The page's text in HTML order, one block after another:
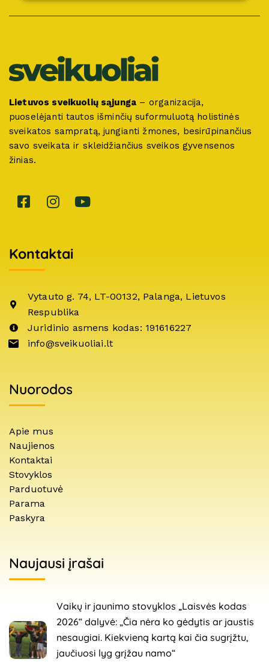
Lietuvos sveikuolių sąjunga – organizacija,
puoselėjanti tautos išminčių suformuluotą holistinės
sveikatos sampratą, jungianti žmones, besirūpinančius
savo sveikata ir skleidžiančius sveikos gyvensenos
žinias.
Kontaktai
Vytauto g. 74, LT-00132, Palanga, Lietuvos
Respublika
Juridinio asmens kodas: 191616227
info@sveikuoliai.lt
Nuorodos
Apie mus
Naujienos
Kontaktai
Stovyklos
Parduotuvė
Parama
Paskyra
Naujausi įrašai
Vaikų ir jaunimo stovyklos „Laisvės kodas
2026“ dalyvė: „Čia nėra ko gėdytis ar jaustis
nesaugiai. Kiekvieną kartą kai čia sugrįžtu,
jaučiuosi lyg grįžau namo“